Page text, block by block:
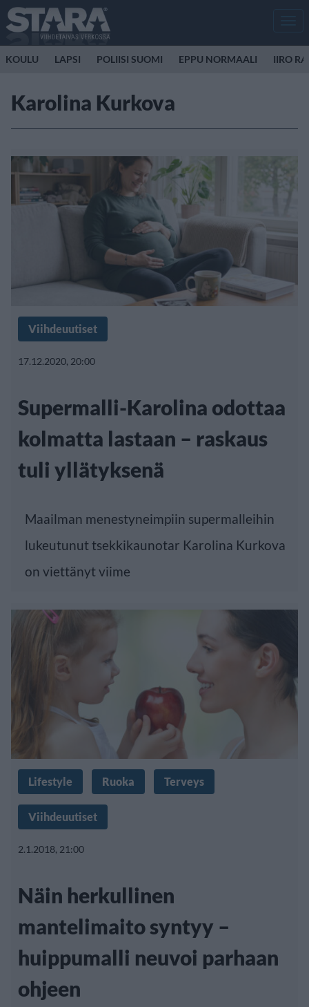
KOULU LAPSI POLIISI SUOMI EPPU NORMAALI IIRO
Karolina Kurkova
Viihdeuutiset
17.12.2020, 20:00
Supermalli-Karolina odottaa
kolmatta lastaan – raskaus
tuli yllätyksenä
Maailman menestyneimpiin supermalleihin
lukeutunut tsekkikaunotar Karolina Kurkova
on viettänyt viime
Lifestyle Ruoka Terveys
Viihdeuutiset
2.1.2018, 21:00
Näin herkullinen
mantelimaito syntyy –
huippumalli neuvoi parhaan
ohjeen